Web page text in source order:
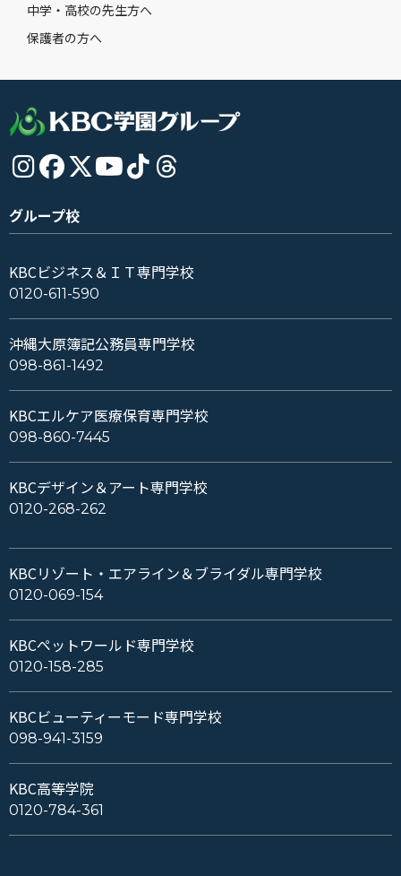
中学・高校の先生方へ
保護者の方へ
グループ校
KBCビジネス＆ＩＴ専門学校
0120-611-590
沖縄大原簿記公務員専門学校
098-861-1492
KBCエルケア医療保育専門学校
098-860-7445
KBCデザイン＆アート専門学校
0120-268-262
KBCリゾート・エアライン＆ブライダル専門学校
0120-069-154
KBCペットワールド専門学校
0120-158-285
KBCビューティーモード専門学校
098-941-3159
KBC高等学院
0120-784-361